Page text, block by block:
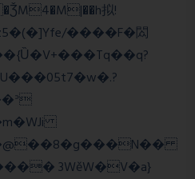
拟!
����F�閦
7�w�.?
3WěW�V�a}